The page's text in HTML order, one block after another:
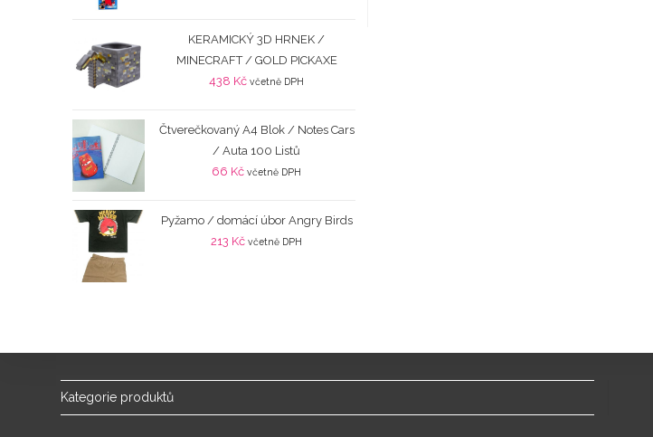
KERAMICKÝ 3D HRNEK /
MINECRAFT / GOLD PICKAXE
438 Kč včetně DPH
Čtverečkovaný A4 Blok / Notes Cars
/ Auta 100 Listů
66 Kč včetně DPH
Pyžamo / domácí úbor Angry Birds
213 Kč včetně DPH
Kategorie produktů